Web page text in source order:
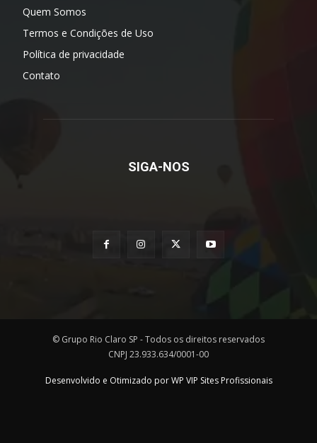
Quem Somos
Termos e Condições de Uso
Política de privacidade
Contato
SIGA-NOS
© Grupo Rio Claro SP - Todos os direitos reservados
CNPJ 23.933.634/0001-00
Desenvolvido e Otimizado por WP VIP Sites Profissionais